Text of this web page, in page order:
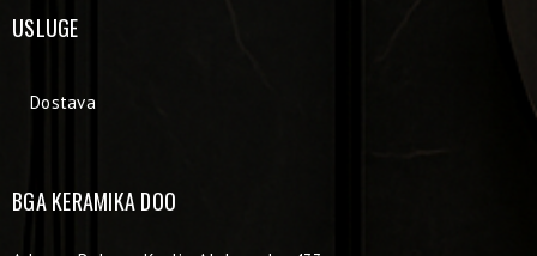
USLUGE
Dostava
BGA KERAMIKA DOO